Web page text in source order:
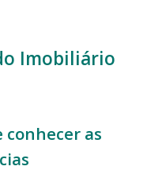
Imobiliário
as